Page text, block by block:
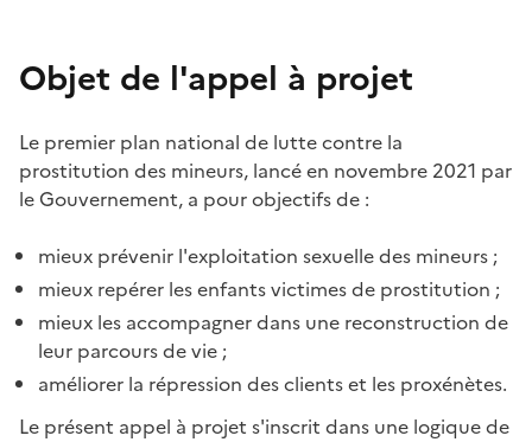
Objet de l'appel à projet
Le premier plan national de lutte contre la
prostitution des mineurs, lancé en novembre 2021 par
le Gouvernement, a pour objectifs de :
mieux prévenir l'exploitation sexuelle des mineurs ;
mieux repérer les enfants victimes de prostitution ;
mieux les accompagner dans une reconstruction de
leur parcours de vie ;
améliorer la répression des clients et les proxénètes.
Le présent appel à projet s'inscrit dans une logique de